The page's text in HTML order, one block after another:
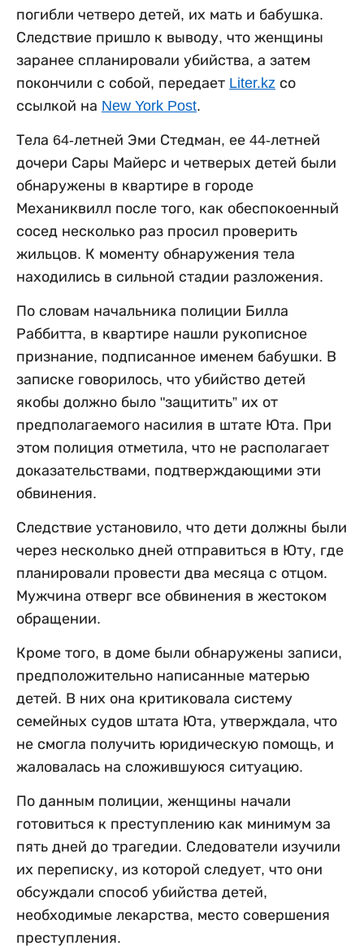
погибли четверо детей, их мать и бабушка.
Следствие пришло к выводу, что женщины
заранее спланировали убийства, а затем
покончили с собой, передает Liter.kz со
ссылкой на New York Post.
Тела 64-летней Эми Стедман, ее 44-летней
дочери Сары Майерс и четверых детей были
обнаружены в квартире в городе
Механиквилл после того, как обеспокоенный
сосед несколько раз просил проверить
жильцов. К моменту обнаружения тела
находились в сильной стадии разложения.
По словам начальника полиции Билла
Раббитта, в квартире нашли рукописное
признание, подписанное именем бабушки. В
записке говорилось, что убийство детей
якобы должно было "защитить” их от
предполагаемого насилия в штате Юта. При
этом полиция отметила, что не располагает
доказательствами, подтверждающими эти
обвинения.
Следствие установило, что дети должны были
через несколько дней отправиться в Юту, где
планировали провести два месяца с отцом.
Мужчина отверг все обвинения в жестоком
обращении.
Кроме того, в доме были обнаружены записи,
предположительно написанные матерью
детей. В них она критиковала систему
семейных судов штата Юта, утверждала, что
не смогла получить юридическую помощь, и
жаловалась на сложившуюся ситуацию.
По данным полиции, женщины начали
готовиться к преступлению как минимум за
пять дней до трагедии. Следователи изучили
их переписку, из которой следует, что они
обсуждали способ убийства детей,
необходимые лекарства, место совершения
преступления.